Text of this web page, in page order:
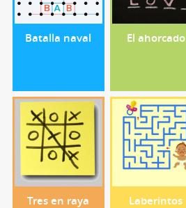
Batalla naval El ahorcado
Tres en raya Laberintos